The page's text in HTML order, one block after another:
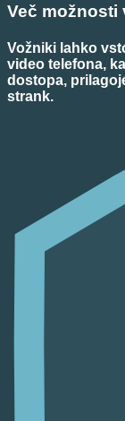
Več možnosti
Vožniki lahko
video telefona,
dostopa,
strank.